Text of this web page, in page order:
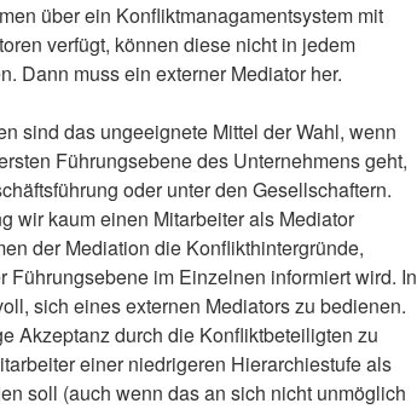
über ein Konfliktmanagamentsystem mit
verfügt, können diese nicht in jedem
Dann muss ein externer Mediator her.
sind das ungeeignete Mittel der Wahl, wenn
Führungsebene des Unternehmens geht,
oder unter den Gesellschaftern.
wir kaum einen Mitarbeiter als Mediator
der Mediation die Konflikthintergründe,
Führungsebene im Einzelnen informiert wird. In
sich eines externen Mediators zu bedienen.
Akzeptanz durch die Konfliktbeteiligten zu
einer niedrigeren Hierarchiestufe als
soll (auch wenn das an sich nicht unmöglich